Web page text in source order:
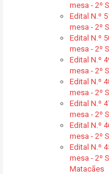
mesa - 2º
Edital N.º
mesa - 2º
Edital N.º
mesa - 2º
Edital N.º
mesa - 2º
Edital N.º
mesa - 2º
Edital N.º
mesa - 2º
Edital N.º
mesa - 2º
Edital N.º
mesa - 2º
Matacães